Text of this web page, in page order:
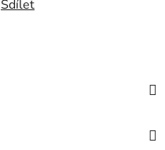
Sdílet